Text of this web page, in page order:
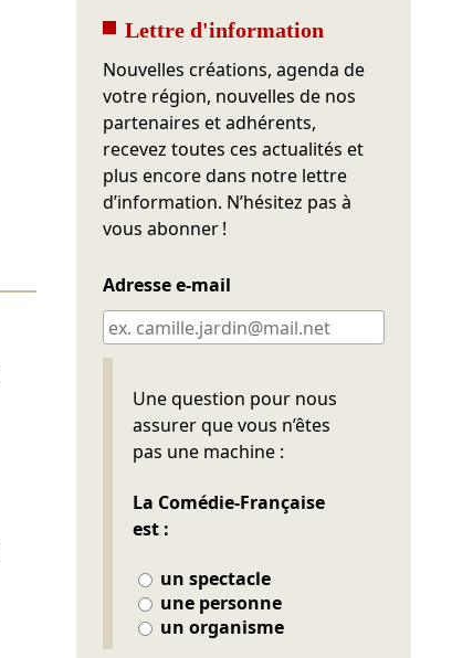
Lettre d'information
Nouvelles créations, agenda de
votre région, nouvelles de nos
partenaires et adhérents,
recevez toutes ces actualités et
plus encore dans notre lettre
d’information. N’hésitez pas à
vous abonner !
Adresse e-mail
Une question pour nous
assurer que vous n’êtes
pas une machine :
La Comédie-Française
est :
un spectacle
une personne
un organisme
Ne pas remplir